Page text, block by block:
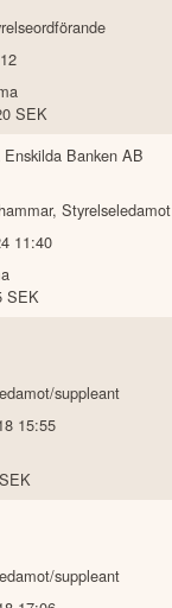
SEK
Banken AB
,Styrelseledamot
11:40
SEK
suppleant
15:55
SEK
suppleant